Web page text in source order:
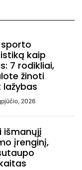
kaip
7 rodikliai,
žinoti
2026
išmanųjį
įrenginį,